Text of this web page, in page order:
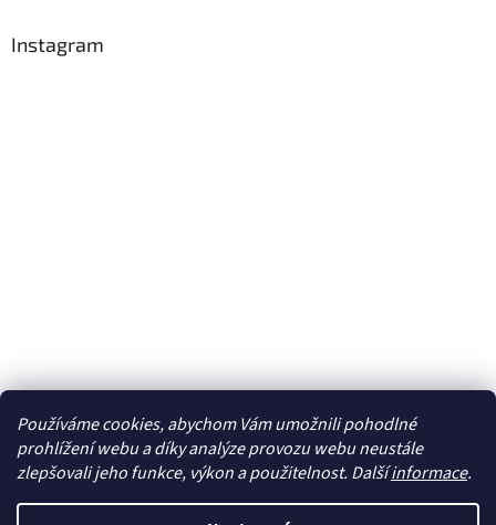
Používáme cookies, abychom Vám umožnili pohodlné
prohlížení webu a díky analýze provozu webu neustále
zlepšovali jeho funkce, výkon a použitelnost. Dalšíinformace.
Instagram
Sledovat na Instagramu